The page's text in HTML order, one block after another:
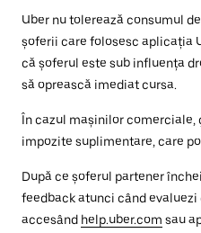
Uber nu tolerează consumul
șoferii care folosesc aplicația
că șoferul este sub influența
să oprească imediat cursa.
În cazul mașinilor comerciale,
impozite suplimentare, care
După ce șoferul partener
feedback atunci când evaluezi
accesând help.uber.com sau